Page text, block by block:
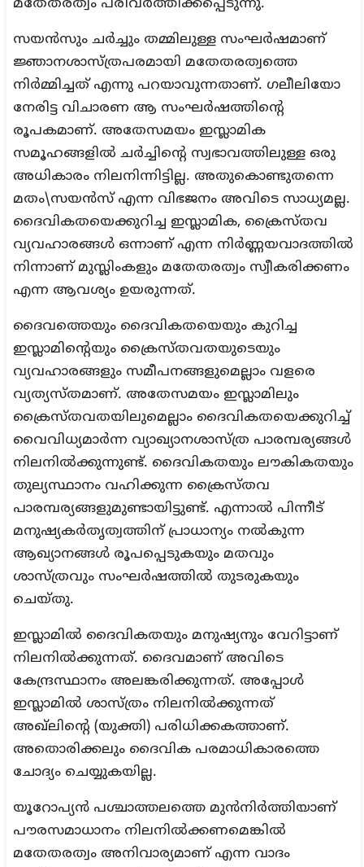
മതേതരത്വം പരിവര്‍ത്തിക്കപ്പെടുന്നു.
സയന്‍സും ചര്‍ച്ചും തമ്മിലുള്ള സംഘര്‍ഷമാണ്
ജ്ഞാനശാസ്ത്രപരമായി മതേതരത്വത്തെ
നിര്‍മ്മിച്ചത് എന്നു പറയാവുന്നതാണ്. ഗലീലിയോ
നേരിട്ട വിചാരണ ആ സംഘര്‍ഷത്തിന്റെ
രൂപകമാണ്. അതേസമയം ഇസ്ലാമിക
സമൂഹങ്ങളില്‍ ചര്‍ച്ചിന്റെ സ്വഭാവത്തിലുള്ള ഒരു
അധികാരം നിലനിന്നിട്ടില്ല. അതുകൊണ്ടുതന്നെ
മതം\സയന്‍സ് എന്ന വിഭജനം അവിടെ സാധ്യമല്ല.
ദൈവികതയെക്കുറിച്ച ഇസ്ലാമിക, ക്രൈസ്തവ
വ്യവഹാരങ്ങള്‍ ഒന്നാണ് എന്ന നിര്‍ണ്ണയവാദത്തില്‍
നിന്നാണ് മുസ്ലിംകളും മതേതരത്വം സ്വീകരിക്കണം
എന്ന ആവശ്യം ഉയരുന്നത്.
ദൈവത്തെയും ദൈവികതയെയും കുറിച്ച
ഇസ്ലാമിന്റെയും ക്രൈസ്തവതയുടെയും
വ്യവഹാരങ്ങളും സമീപനങ്ങളുമെല്ലാം വളരെ
വ്യത്യസ്തമാണ്. അതേസമയം ഇസ്ലാമിലും
ക്രൈസ്തവതയിലുമെല്ലാം ദൈവികതയെക്കുറിച്ച്
വൈവിധ്യമാര്‍ന്ന വ്യാഖ്യാനശാസ്ത്ര പാരമ്പര്യങ്ങള്‍
നിലനില്‍ക്കുന്നുണ്ട്. ദൈവികതയും ലൗകികതയും
തുല്യസ്ഥാനം വഹിക്കുന്ന ക്രൈസ്തവ
പാരമ്പര്യങ്ങളുമുണ്ടായിട്ടുണ്ട്. എന്നാല്‍ പിന്നീട്
മനുഷ്യകര്‍തൃത്വത്തിന് പ്രാധാന്യം നല്‍കുന്ന
ആഖ്യാനങ്ങള്‍ രൂപപ്പെടുകയും മതവും
ശാസ്ത്രവും സംഘര്‍ഷത്തില്‍ തുടരുകയും
ചെയ്തു.
ഇസ്ലാമില്‍ ദൈവികതയും മനുഷ്യനും വേറിട്ടാണ്
നിലനില്‍ക്കുന്നത്. ദൈവമാണ് അവിടെ
കേന്ദ്രസ്ഥാനം അലങ്കരിക്കുന്നത്. അപ്പോള്‍
ഇസ്ലാമില്‍ ശാസ്ത്രം നിലനില്‍ക്കുന്നത്
അഖ്ലിന്റെ (യുക്തി) പരിധിക്കകത്താണ്.
അതൊരിക്കലും ദൈവിക പരമാധികാരത്തെ
ചോദ്യം ചെയ്യുകയില്ല.
യൂറോപ്യന്‍ പശ്ചാത്തലത്തെ മുന്‍നിര്‍ത്തിയാണ്
പൗരസമാധാനം നിലനില്‍ക്കണമെങ്കില്‍
മതേതരത്വം അനിവാര്യമാണ് എന്ന വാദം